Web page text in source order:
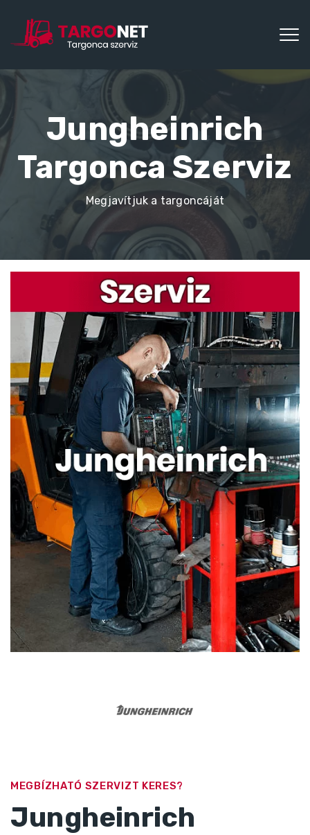
Jungheinrich
Targonca Szerviz
Megjavítjuk a targoncáját
MEGBÍZHATÓ SZERVIZT KERES?
Jungheinrich